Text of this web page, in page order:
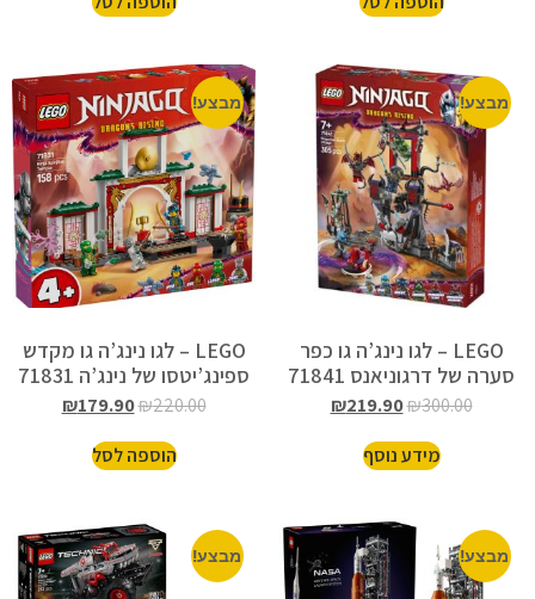
מבצע!
LEGO – לגו נינג’ה גו כפר
סערה של דרגוניאנס 71841
₪300.00
₪219.90
מידע נוסף
מבצע!
LEGO – לגו נינג’ה גו מקדש
ספינג’יטסו של נינג’ה 71831
₪220.00
₪179.90
הוספה לסל
מבצע! מבצע!